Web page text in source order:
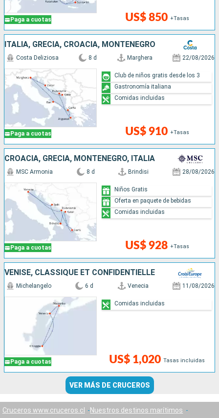
Paga a cuotas US$ 850 +Tasas
ITALIA, GRECIA, CROACIA, MONTENEGRO
Paga a cuotas
Costa Deliziosa 8 d Marghera 22/08/2026
US$ 910 +Tasas
Club de niños gratis desde los 3
Gastronomía italiana
Comidas incluidas
CROACIA, GRECIA, MONTENEGRO, ITALIA
Paga a cuotas
MSC Armonia 8 d Brindisi 28/08/2026
US$ 928 +Tasas
Niños Gratis
Oferta en paquete de bebidas
Comidas incluidas
VENISE, CLASSIQUE ET CONFIDENTIELLE
Paga a cuotas
Michelangelo 6 d Venecia 11/08/2026
US$ 1,020 Tasas incluidas
Comidas incluidas
VER MÁS DE CRUCEROS
Cruceros www.cruceros.cl
Nuestros destinos marítimos